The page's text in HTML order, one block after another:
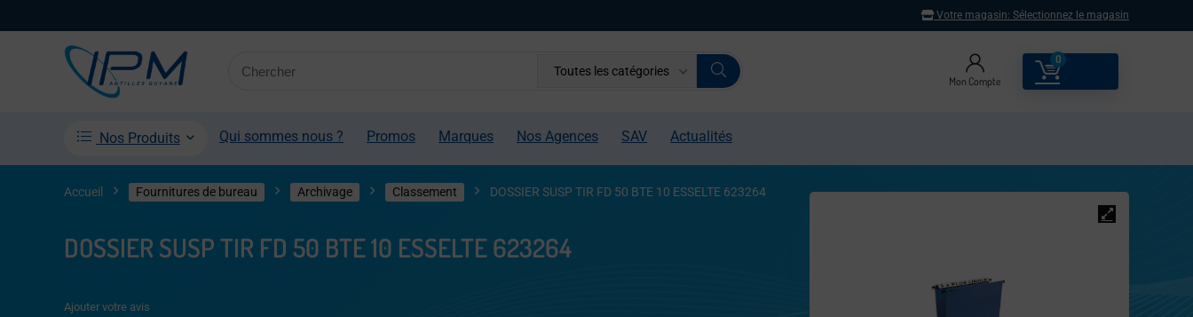
Votre magasin: Sélectionnez le magasin
Toutes les catégories
Mon Compte
0
Nos Produits Qui sommes nous ? Promos Marques Nos Agences SAV Actualités
Accueil Fournitures de bureau Archivage Classement DOSSIER SUSP TIR FD 50 BTE 10 ESSELTE 623264
DOSSIER SUSP TIR FD 50 BTE 10 ESSELTE 623264
Ajouter votre avis